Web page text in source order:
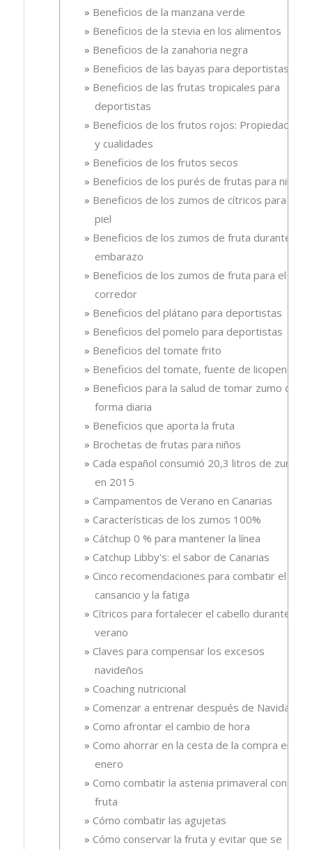
Beneficios de la manzana verde
Beneficios de la stevia en los alimentos
Beneficios de la zanahoria negra
Beneficios de las bayas para deportistas
Beneficios de las frutas tropicales para
deportistas
Beneficios de los frutos rojos: Propiedades
y cualidades
Beneficios de los frutos secos
Beneficios de los purés de frutas para niños
Beneficios de los zumos de cítricos para la
piel
Beneficios de los zumos de fruta durante el
embarazo
Beneficios de los zumos de fruta para el
corredor
Beneficios del plátano para deportistas
Beneficios del pomelo para deportistas
Beneficios del tomate frito
Beneficios del tomate, fuente de licopeno
Beneficios para la salud de tomar zumo de
forma diaria
Beneficios que aporta la fruta
Brochetas de frutas para niños
Cada español consumió 20,3 litros de zumo
en 2015
Campamentos de Verano en Canarias
Características de los zumos 100%
Cátchup 0 % para mantener la línea
Catchup Libby's: el sabor de Canarias
Cinco recomendaciones para combatir el
cansancio y la fatiga
Cítricos para fortalecer el cabello durante el
verano
Claves para compensar los excesos
navideños
Coaching nutricional
Comenzar a entrenar después de Navidad
Como afrontar el cambio de hora
Como ahorrar en la cesta de la compra en
enero
Como combatir la astenia primaveral con
fruta
Cómo combatir las agujetas
Cómo conservar la fruta y evitar que se